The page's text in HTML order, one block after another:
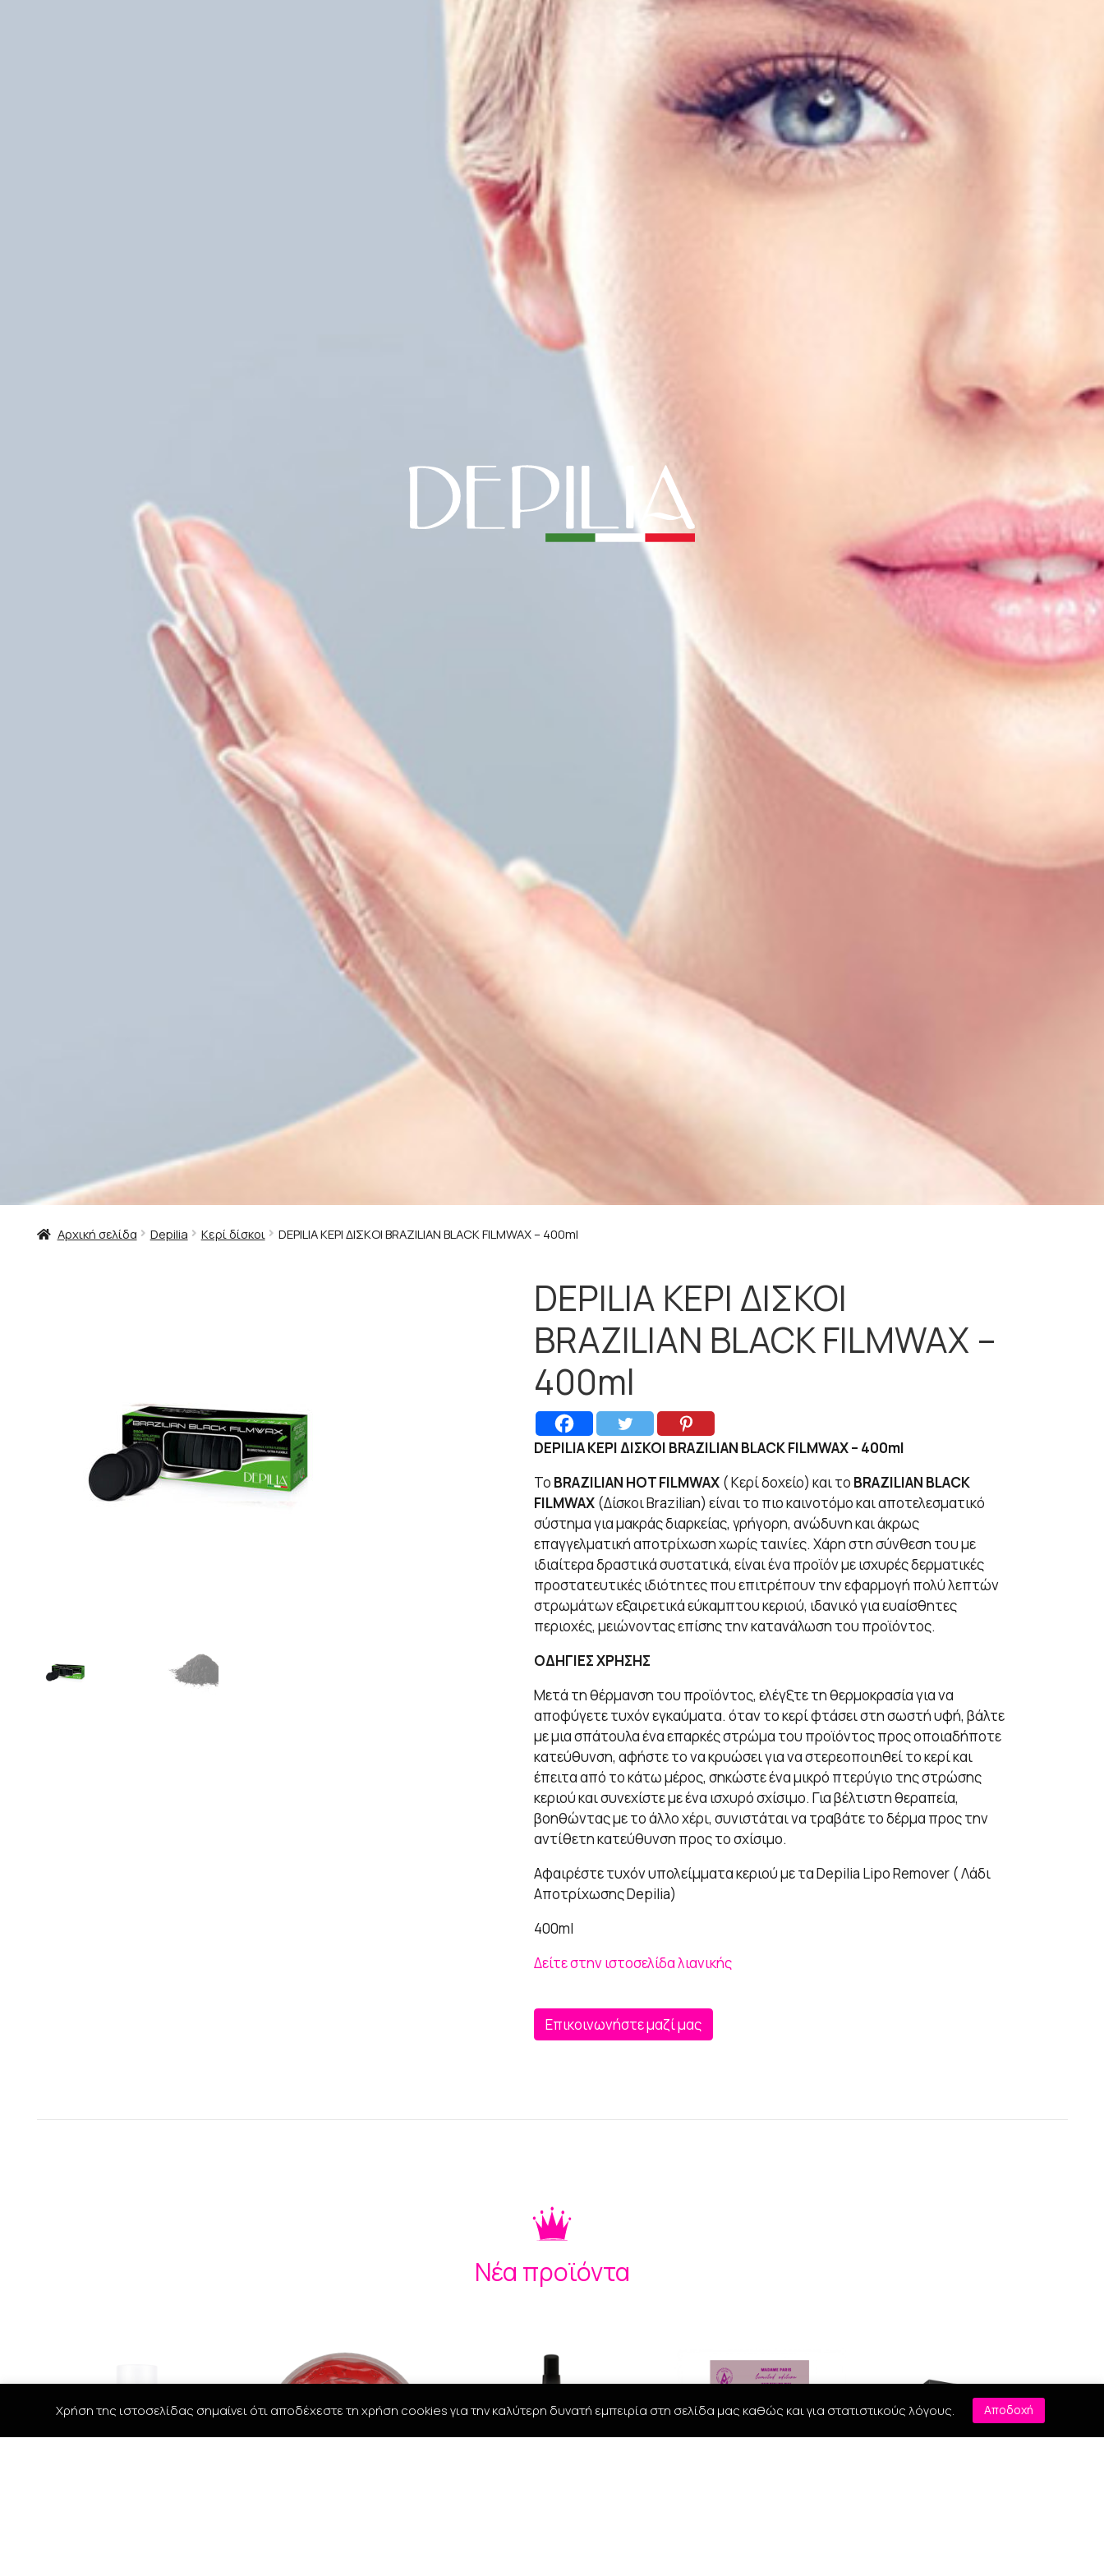
Αρχική σελίδα Depilia Κερί δίσκοι DEPILIA ΚΕΡΙ ΔΙΣΚΟΙ BRAZILIAN BLACK FILMWAX – 400ml
DEPILIA ΚΕΡΙ ΔΙΣΚΟΙ
BRAZILIAN BLACK FILMWAX –
400ml
DEPILIA ΚΕΡΙ ΔΙΣΚΟΙ BRAZILIAN BLACK FILMWAX – 400ml
Το BRAZILIAN HOT FILMWAX ( Κερί δοχείο) και το BRAZILIAN BLACK
FILMWAX (Δίσκοι Brazilian) είναι το πιο καινοτόμο και αποτελεσματικό
σύστημα για μακράς διαρκείας, γρήγορη, ανώδυνη και άκρως
επαγγελματική αποτρίχωση χωρίς ταινίες. Χάρη στη σύνθεση του με
ιδιαίτερα δραστικά συστατικά, είναι ένα προϊόν με ισχυρές δερματικές
προστατευτικές ιδιότητες που επιτρέπουν την εφαρμογή πολύ λεπτών
στρωμάτων εξαιρετικά εύκαμπτου κεριού, ιδανικό για ευαίσθητες
περιοχές, μειώνοντας επίσης την κατανάλωση του προϊόντος.
ΟΔΗΓΙΕΣ ΧΡΗΣΗΣ
Μετά τη θέρμανση του προϊόντος, ελέγξτε τη θερμοκρασία για να
αποφύγετε τυχόν εγκαύματα. όταν το κερί φτάσει στη σωστή υφή, βάλτε
με μια σπάτουλα ένα επαρκές στρώμα του προϊόντος προς οποιαδήποτε
κατεύθυνση, αφήστε το να κρυώσει για να στερεοποιηθεί το κερί και
έπειτα από το κάτω μέρος, σηκώστε ένα μικρό πτερύγιο της στρώσης
κεριού και συνεχίστε με ένα ισχυρό σχίσιμο. Για βέλτιστη θεραπεία,
βοηθώντας με το άλλο χέρι, συνιστάται να τραβάτε το δέρμα προς την
αντίθετη κατεύθυνση προς το σχίσιμο.
Αφαιρέστε τυχόν υπολείμματα κεριού με τα Depilia Lipo Remover ( Λάδι
Αποτρίχωσης Depilia)
400ml
Δείτε στην ιστοσελίδα λιανικής
Επικοινωνήστε μαζί μας
Νέα προϊόντα
Χρήση της ιστοσελίδας σημαίνει ότι αποδέχεστε τη χρήση cookies για την καλύτερη δυνατή εμπειρία στη σελίδα μας καθώς και για στατιστικούς λόγους. Αποδοχή